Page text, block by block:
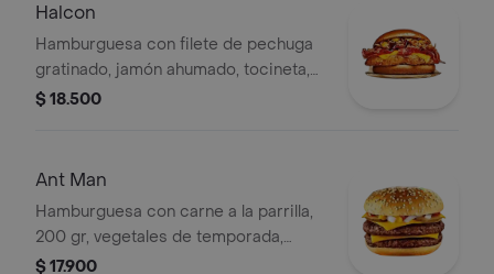
Halcon
Hamburguesa con filete de pechuga
gratinado, jamón ahumado, tocineta,
vegetales de temporada y
$ 18.500
Ant Man
Hamburguesa con carne a la parrilla,
200 gr, vegetales de temporada,
queso de la casa, salchichas
$ 17.900